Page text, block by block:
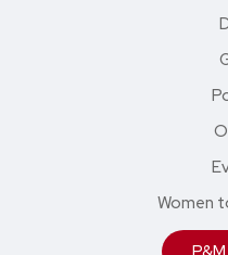
Women